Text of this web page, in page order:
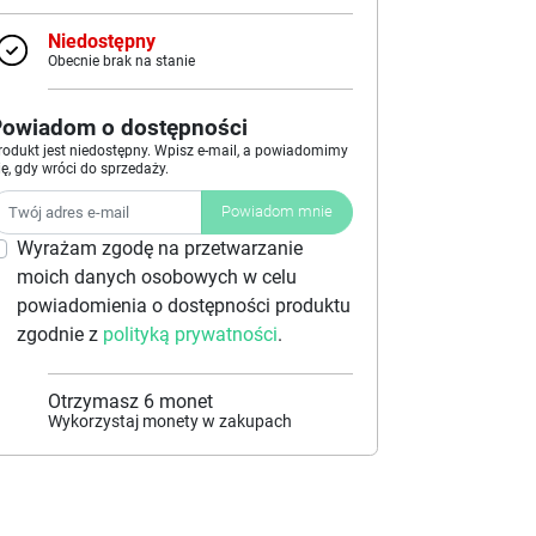
Niedostępny
Obecnie brak na stanie
o dostępności
jest niedostępny. Wpisz e-mail, a powiadomimy
gdy wróci do sprzedaży.
Powiadom mnie
Wyrażam zgodę na przetwarzanie
moich danych osobowych w celu
powiadomienia o dostępności produktu
zgodnie z polityką prywatności.
Otrzymasz 6 monet
Wykorzystaj monety w zakupach